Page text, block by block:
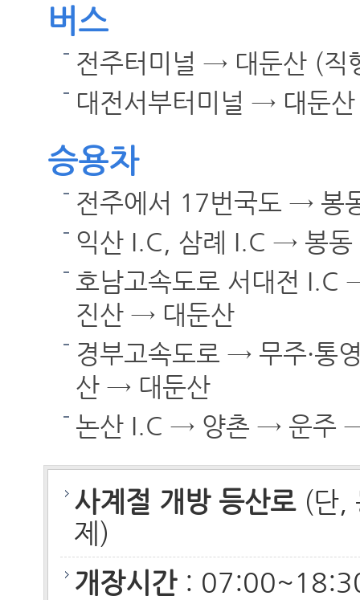
버스
전주터미널 → 대둔산 (직
대전서부터미널 → 대둔
승용차
전주에서 17번국도 →
익산 I.C, 삼례 I.C → 봉
호남고속도로 서대전
진산 → 대둔산
경부고속도로 → 무주·
산 → 대둔산
논산 I.C → 양촌 → 운주
사계절 개방 등산로(단,
제)
개장시간: